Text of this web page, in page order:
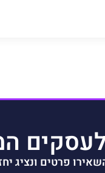
פרטים ונציג